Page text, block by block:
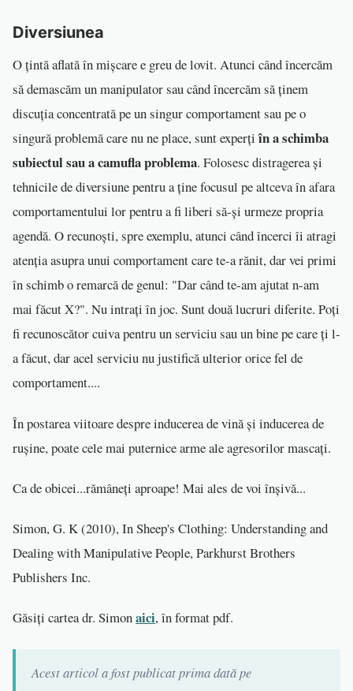
Diversiunea
O țintă aflată în mișcare e greu de lovit. Atunci când încercăm
să demascăm un manipulator sau când încercăm să ținem
discuția concentrată pe un singur comportament sau pe o
singură problemă care nu ne place, sunt experțiîn a schimba
subiectul sau a camufla problema. Folosesc distragerea și
tehnicile de diversiune pentru a ține focusul pe altceva în afara
comportamentului lor pentru a fi liberi să-și urmeze propria
agendă. O recunoști, spre exemplu, atunci când încerci îi atragi
atenția asupra unui comportament care te-a rănit, dar vei primi
în schimb o remarcă de genul: "Dar când te-am ajutat n-am
mai făcut X?". Nu intrați în joc. Sunt două lucruri diferite. Poți
fi recunoscător cuiva pentru un serviciu sau un bine pe care ți l-
a făcut, dar acel serviciu nu justifică ulterior orice fel de
comportament....
În postarea viitoare despre inducerea de vină și inducerea de
rușine, poate cele mai puternice arme ale agresorilor mascați.
Ca de obicei...rămâneți aproape! Mai ales de voi înșivă...
Simon, G. K (2010), In Sheep's Clothing: Understanding and
Dealing with Manipulative People, Parkhurst Brothers
Publishers Inc.
Găsiți cartea dr. Simonaici, în format pdf.
Acest articol a fost publicat prima dată pe